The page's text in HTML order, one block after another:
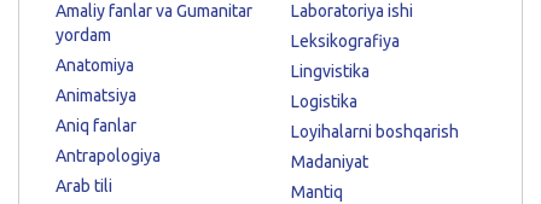
Amaliy fanlar va Gumanitar
yordam
Anatomiya
Animatsiya
Aniq fanlar
Antrapologiya
Arab tili
Laboratoriya ishi
Leksikografiya
Lingvistika
Logistika
Loyihalarni boshqarish
Madaniyat
Mantiq